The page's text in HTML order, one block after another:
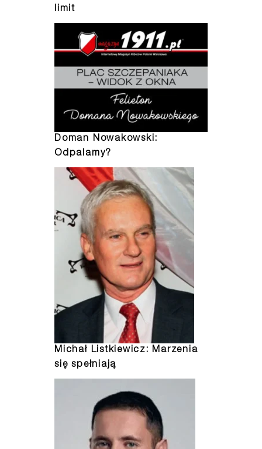
limit
Doman Nowakowski:
Odpalamy?
Michał Listkiewicz: Marzenia
się spełniają